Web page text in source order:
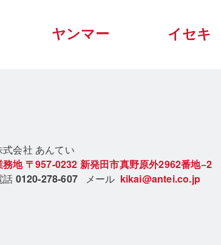
ヤンマー イセキ
式会社 あんてい
務地 〒957-0232 新発田市真野原外2962番地−2
話 0120-278-607 メール kikai@antei.co.jp